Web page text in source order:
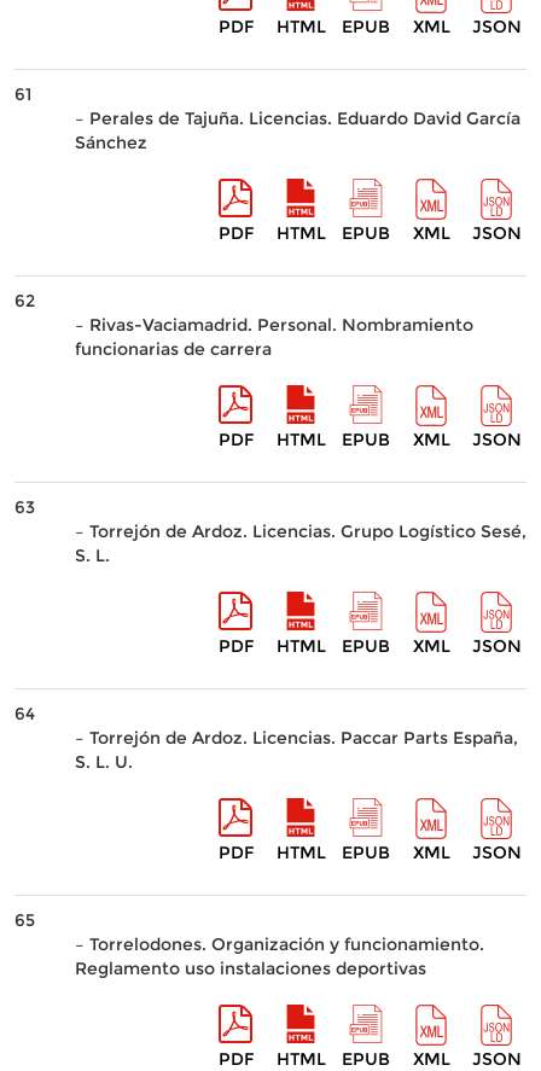
PDF HTML EPUB XML JSON
61
– Perales de Tajuña. Licencias. Eduardo David García
Sánchez
PDF HTML EPUB XML JSON
62
– Rivas-Vaciamadrid. Personal. Nombramiento
funcionarias de carrera
PDF HTML EPUB XML JSON
63
– Torrejón de Ardoz. Licencias. Grupo Logístico Sesé,
S. L.
PDF HTML EPUB XML JSON
64
– Torrejón de Ardoz. Licencias. Paccar Parts España,
S. L. U.
PDF HTML EPUB XML JSON
65
– Torrelodones. Organización y funcionamiento.
Reglamento uso instalaciones deportivas
PDF HTML EPUB XML JSON